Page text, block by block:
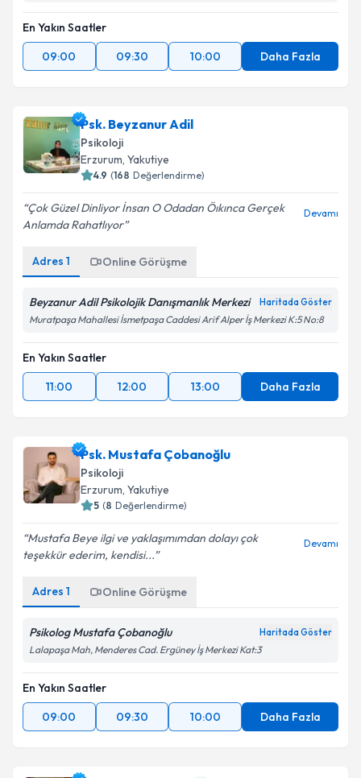
En Yakın Saatler
09:00
09:30 10:00 Daha Fazla
Psk. Beyzanur Adil
Psikoloji
Erzurum, Yakutiye
4.9 (168 Değerlendirme)
Çok Güzel Dinliyor İnsan O Odadan Öıkınca Gerçek
Anlamda Rahatlıyor
Devamı
Adres 1 Online Görüşme
Beyzanur Adil Psikolojik Danışmanlık Merkezi Haritada Göster
Muratpaşa Mahallesi İsmetpaşa Caddesi Arif Alper İş Merkezi K:5 No:8
En Yakın Saatler
11:00
12:00 13:00 Daha Fazla
Psk. Mustafa Çobanoğlu
Psikoloji
Erzurum, Yakutiye
5 (8 Değerlendirme)
Mustafa Beye ilgi ve yaklaşımımdan dolayı çok
teşekkür ederim, kendisi...
Devamı
Adres 1 Online Görüşme
Psikolog Mustafa Çobanoğlu Haritada Göster
Lalapaşa Mah, Menderes Cad. Ergüney İş Merkezi Kat:3
En Yakın Saatler
09:00
09:30 10:00 Daha Fazla